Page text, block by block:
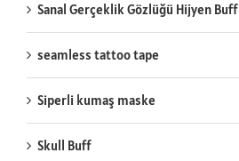
Sanal Gerçeklik Gözlüğü Hijyen Buff
seamless tattoo tape
Siperli kumaş maske
Skull Buff